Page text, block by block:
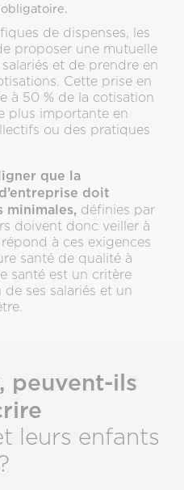
de dispenses, les
proposer une mutuelle
et de prendre en
Cette prise en
à 50 % de la cotisation
plus importante en
ou des pratiques
que la
doit
minimales, définies par
doivent donc veiller à
à ces exigences
santé de qualité à
santé est un critère
ses salariés et un
peuvent-ils
leurs enfants